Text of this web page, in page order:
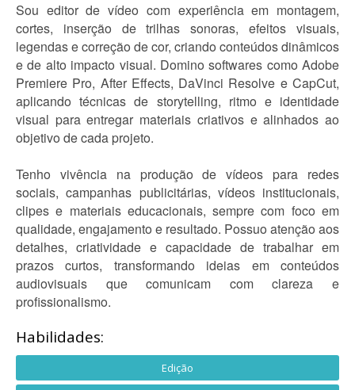
Sou editor de vídeo com experiência em montagem,
cortes, inserção de trilhas sonoras, efeitos visuais,
legendas e correção de cor, criando conteúdos dinâmicos
e de alto impacto visual. Domino softwares como Adobe
Premiere Pro, After Effects, DaVinci Resolve e CapCut,
aplicando técnicas de storytelling, ritmo e identidade
visual para entregar materiais criativos e alinhados ao
objetivo de cada projeto.
Tenho vivência na produção de vídeos para redes
sociais, campanhas publicitárias, vídeos institucionais,
clipes e materiais educacionais, sempre com foco em
qualidade, engajamento e resultado. Possuo atenção aos
detalhes, criatividade e capacidade de trabalhar em
prazos curtos, transformando ideias em conteúdos
audiovisuais que comunicam com clareza e
profissionalismo.
Habilidades:
Edição